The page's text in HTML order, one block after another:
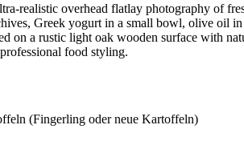
realistic overhead flatlay photography of
Greek yogurt in a small bowl, olive oil in
on a rustic light oak wooden surface with
food styling.
(Fingerling oder neue Kartoffeln)